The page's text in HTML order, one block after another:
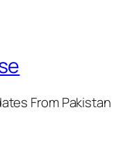
From Pakistan